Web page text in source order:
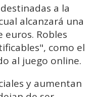
a la
alcanzará una
euros. Robles
como el
al juego online.
y aumentan